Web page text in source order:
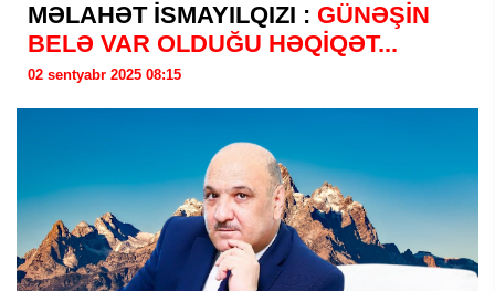
MƏLAHƏT İSMAYILQIZI : GÜNƏŞİN
BELƏ VAR OLDUĞU HƏQİQƏT...
02 sentyabr 2025 08:15